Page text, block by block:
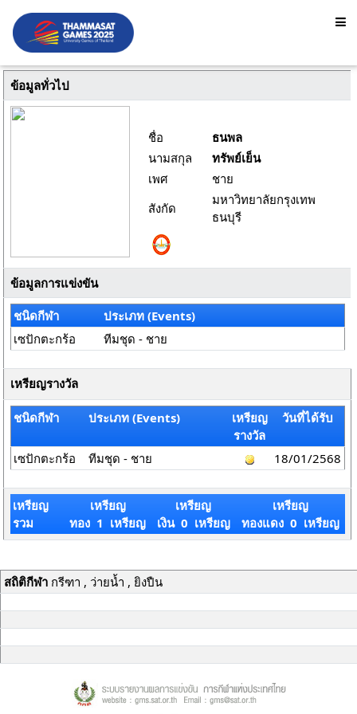
ข้อมูลทั่วไป
ชื่อ
ธนพล
นามสกุล
ทรัพย์เย็น
เพศ
ชาย
สังกัด
มหาวิทยาลัยกรุงเทพ
ธนบุรี
ข้อมูลการแข่งขัน
ชนิดกีฬา
ประเภท (Events)
เซปักตะกร้อ
ทีมชุด - ชาย
เหรียญรางวัล
ชนิดกีฬา ประเภท (Events)
เหรียญ
รางวัล
วันที่ได้รับ
เซปักตะกร้อ ทีมชุด - ชาย 18/01/2568
เหรียญ
รวม
เหรียญ
ทอง 1 เหรียญ
เหรียญ
เงิน 0 เหรียญ
เหรียญ
ทองแดง 0 เหรียญ
สถิติกีฬากรีฑา , ว่ายน้ำ , ยิงปืน